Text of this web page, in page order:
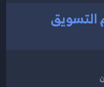
التسويق